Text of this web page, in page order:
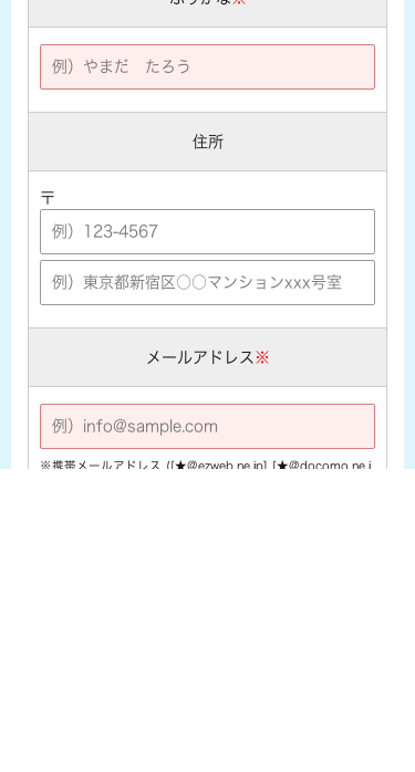
住所
〒
メールアドレス ※
※携帯メールアドレス ([★@ezweb.ne.jp] [★@docomo.ne.j